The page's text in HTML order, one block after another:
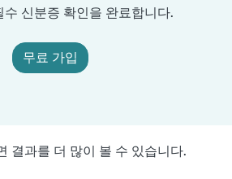
수 신분증 확인을 완료합니다.
무료 가입
결과를 더 많이 볼 수 있습니다.